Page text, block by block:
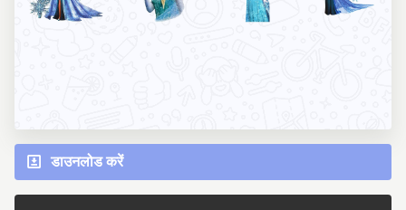
डाउनलोड करें